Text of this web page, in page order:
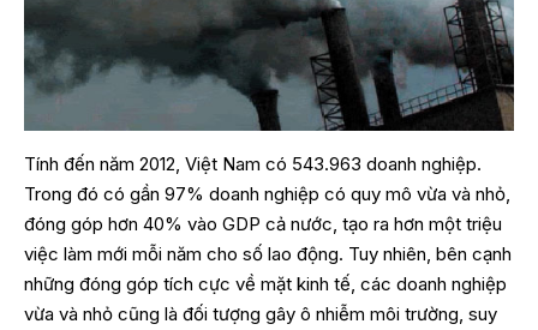
Tính đến năm 2012, Việt Nam có 543.963 doanh nghiệp.
Trong đó có gần 97% doanh nghiệp có quy mô vừa và nhỏ,
đóng góp hơn 40% vào GDP cả nước, tạo ra hơn một triệu
việc làm mới mỗi năm cho số lao động. Tuy nhiên, bên cạnh
những đóng góp tích cực về mặt kinh tế, các doanh nghiệp
vừa và nhỏ cũng là đối tượng gây ô nhiễm môi trường, suy